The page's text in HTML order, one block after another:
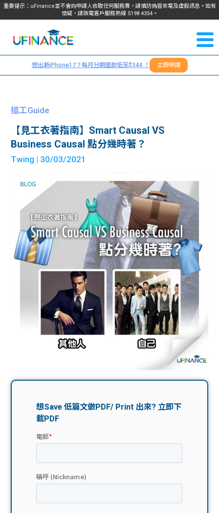
重要提示：uFinance並不會向申請人收取任何服務費，請慎防偽冒來電及虛假訊息。如有
懷疑，請致電客戶服務熱線 5198 4354。
我們
服務
學生
貸款
計算
機
學生
故事
分享
貸款
學生
Blog
大專
生筍
工推
介
搵工
ge
常見
問題
學生
福利
uFina
nce
聯絡
我們
們
＋
想出新iPhone17？每月分期還款低至$344 ！ 立即申請
搵工Guide
【見工衣著指南】Smart Causal VS
Business Causal 點分幾時著？
Twing | 30/03/2021